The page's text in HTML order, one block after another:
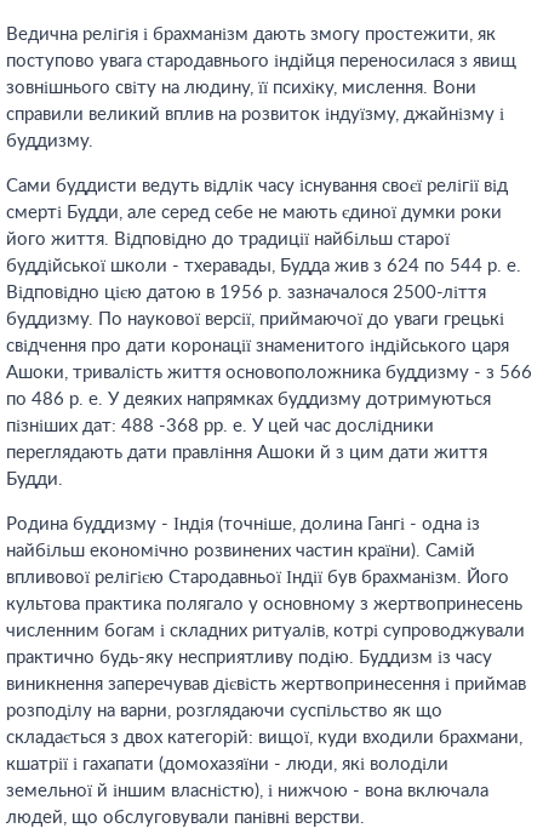
Ведична релігія і брахманізм дають змогу простежити, як
поступово увага стародавнього індійця переносилася з явищ
зовнішнього світу на людину, її психіку, мислення. Вони
справили великий вплив на розвиток індуїзму, джайнізму і
буддизму.
Сами буддисти ведуть відлік часу існування своєї релігії від
смерті Будди, але серед себе не мають єдиної думки роки
його життя. Відповідно до традиції найбільш старої
буддійської школи - тхеравады, Будда жив з 624 по 544 р. е.
Відповідно цією датою в 1956 р. зазначалося 2500-ліття
буддизму. По наукової версії, приймаючої до уваги грецькі
свідчення про дати коронації знаменитого індійського царя
Ашоки, тривалість життя основоположника буддизму - з 566
по 486 р. е. У деяких напрямках буддизму дотримуються
пізніших дат: 488 -368 рр. е. У цей час дослідники
переглядають дати правління Ашоки й з цим дати життя
Будди.
Родина буддизму - Індія (точніше, долина Гангі - одна із
найбільш економічно розвинених частин країни). Самій
впливової релігією Стародавньої Індії був брахманізм. Його
культова практика полягало у основному з жертвопринесень
численним богам і складних ритуалів, котрі супроводжували
практично будь-яку несприятливу подію. Буддизм із часу
виникнення заперечував дієвість жертвопринесення і приймав
розподілу на варни, розглядаючи суспільство як що
складається з двох категорій: вищої, куди входили брахмани,
кшатрії і гахапати (домохазяїни - люди, які володіли
земельної й іншим власністю), і нижчою - вона включала
людей, що обслуговували панівні верстви.